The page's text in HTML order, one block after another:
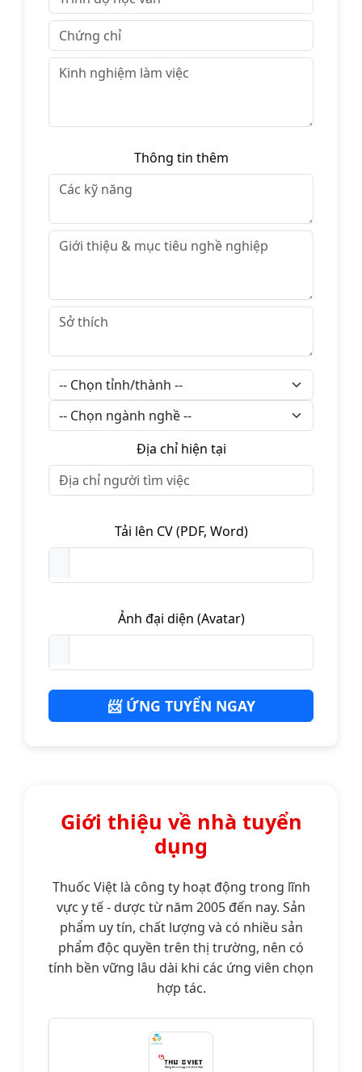
Thông tin thêm
Địa chỉ hiện tại
Tải lên CV (PDF, Word)
Ảnh đại diện (Avatar)
📨 ỨNG TUYỂN NGAY
Giới thiệu về nhà tuyển
dụng
Thuốc Việt là công ty hoạt động trong lĩnh
vực y tế - dược từ năm 2005 đến nay. Sản
phẩm uy tín, chất lượng và có nhiều sản
phẩm độc quyền trên thị trường, nên có
tính bền vững lâu dài khi các ứng viên chọn
hợp tác.